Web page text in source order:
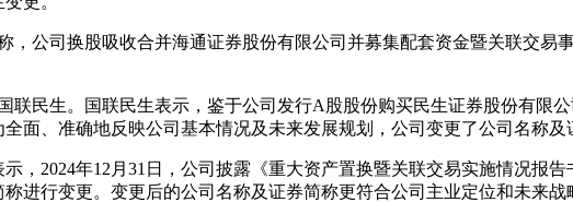
，公司换股吸收合并海通证券股份有限公司并募集配套资金暨关联交易
联民生。国联民生表示，鉴于公司发行A股股份购买民生证券股份有限
面、准确地反映公司基本情况及未来发展规划，公司变更了公司名称及
，2024年12月31日，公司披露《重大资产置换暨关联交易实施情况报
进行变更。变更后的公司名称及证券简称更符合公司主业定位和未来战